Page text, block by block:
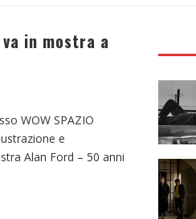
in mostra a
WOW SPAZIO
e
Alan Ford – 50 anni